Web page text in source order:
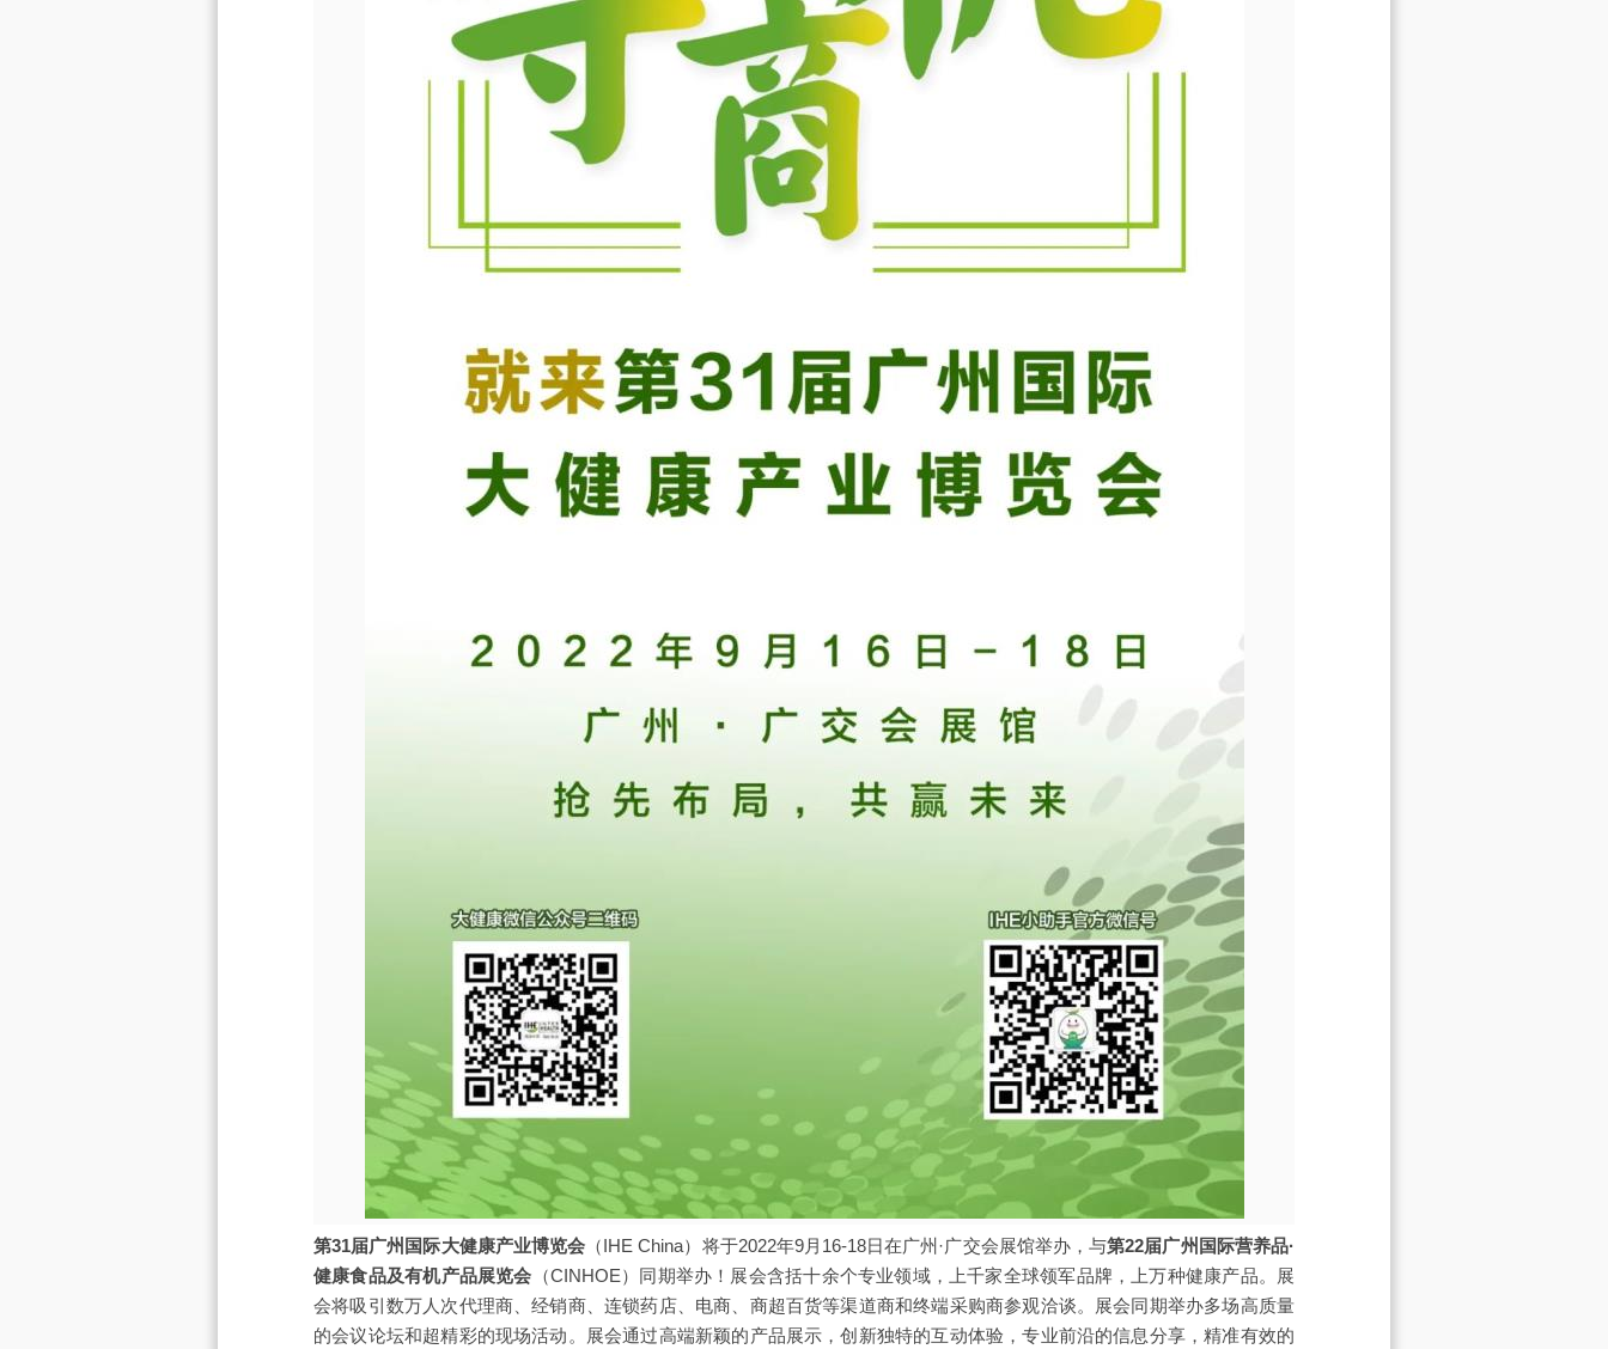
第31届广州国际大健康产业博览会 （IHE China）将于2022年9月16-18日在广州·广交会展馆举办，与第22届广州国际营养品·
健康食品及有机产品展览会 （CINHOE）同期举办！展会含括十余个专业领域，上千家全球领军品牌，上万种健康产品。展
会将吸引数万人次代理商、经销商、连锁药店、电商、商超百货等渠道商和终端采购商参观洽谈。展会同期举办多场高质量
的会议论坛和超精彩的现场活动。展会通过高端新颖的产品展示，创新独特的互动体验，专业前沿的信息分享，精准有效的